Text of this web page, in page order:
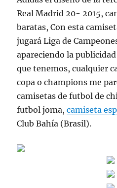
Real Madrid 20- 2015,
baratas, Con esta
jugará Liga de
apareciendo la
que tenemos, cualquier
copa o champions me
camisetas de futbol de
futbol joma,camiseta
Club Bahía (Brasil).